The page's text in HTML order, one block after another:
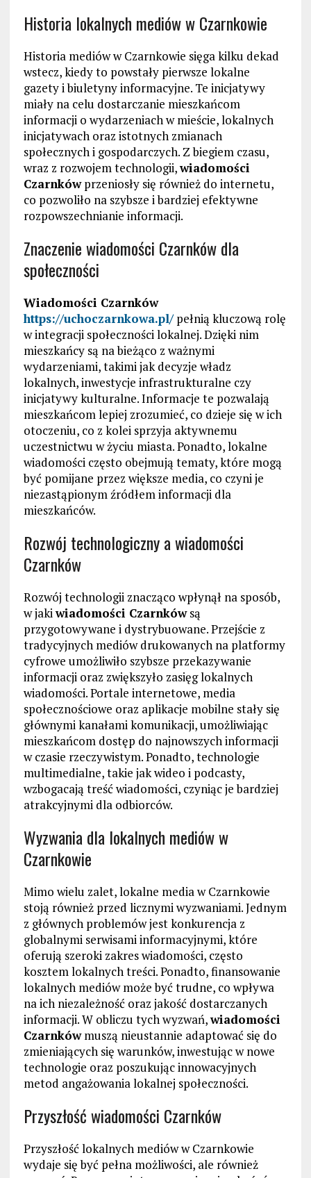
Historia lokalnych mediów w Czarnkowie
Historia mediów w Czarnkowie sięga kilku dekad
wstecz, kiedy to powstały pierwsze lokalne
gazety i biuletyny informacyjne. Te inicjatywy
miały na celu dostarczanie mieszkańcom
informacji o wydarzeniach w mieście, lokalnych
inicjatywach oraz istotnych zmianach
społecznych i gospodarczych. Z biegiem czasu,
wraz z rozwojem technologii,wiadomości
Czarnkówprzeniosły się również do internetu,
co pozwoliło na szybsze i bardziej efektywne
rozpowszechnianie informacji.
Znaczenie wiadomości Czarnków dla
społeczności
Wiadomości Czarnków
https://uchoczarnkowa.pl/pełnią kluczową rolę
w integracji społeczności lokalnej. Dzięki nim
mieszkańcy są na bieżąco z ważnymi
wydarzeniami, takimi jak decyzje władz
lokalnych, inwestycje infrastrukturalne czy
inicjatywy kulturalne. Informacje te pozwalają
mieszkańcom lepiej zrozumieć, co dzieje się w ich
otoczeniu, co z kolei sprzyja aktywnemu
uczestnictwu w życiu miasta. Ponadto, lokalne
wiadomości często obejmują tematy, które mogą
być pomijane przez większe media, co czyni je
niezastąpionym źródłem informacji dla
mieszkańców.
Rozwój technologiczny a wiadomości
Czarnków
Rozwój technologii znacząco wpłynął na sposób,
w jakiwiadomości Czarnkówsą
przygotowywane i dystrybuowane. Przejście z
tradycyjnych mediów drukowanych na platformy
cyfrowe umożliwiło szybsze przekazywanie
informacji oraz zwiększyło zasięg lokalnych
wiadomości. Portale internetowe, media
społecznościowe oraz aplikacje mobilne stały się
głównymi kanałami komunikacji, umożliwiając
mieszkańcom dostęp do najnowszych informacji
w czasie rzeczywistym. Ponadto, technologie
multimedialne, takie jak wideo i podcasty,
wzbogacają treść wiadomości, czyniąc je bardziej
atrakcyjnymi dla odbiorców.
Wyzwania dla lokalnych mediów w
Czarnkowie
Mimo wielu zalet, lokalne media w Czarnkowie
stoją również przed licznymi wyzwaniami. Jednym
z głównych problemów jest konkurencja z
globalnymi serwisami informacyjnymi, które
oferują szeroki zakres wiadomości, często
kosztem lokalnych treści. Ponadto, finansowanie
lokalnych mediów może być trudne, co wpływa
na ich niezależność oraz jakość dostarczanych
informacji. W obliczu tych wyzwań,wiadomości
Czarnkówmuszą nieustannie adaptować się do
zmieniających się warunków, inwestując w nowe
technologie oraz poszukując innowacyjnych
metod angażowania lokalnej społeczności.
Przyszłość wiadomości Czarnków
Przyszłość lokalnych mediów w Czarnkowie
wydaje się być pełna możliwości, ale również